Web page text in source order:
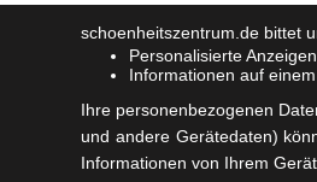
schoenheitszentrum.de bittet
Personalisierte
Informationen auf
Ihre personenbezogenen
und andere Gerätedaten)
Informationen von Ihrem